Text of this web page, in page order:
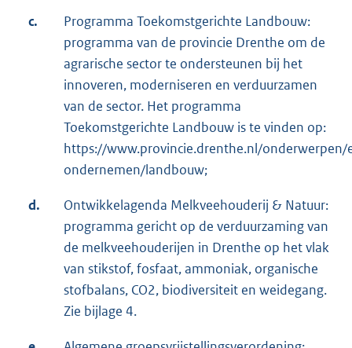
c.
Programma Toekomstgerichte Landbouw:
programma van de provincie Drenthe om de
agrarische sector te ondersteunen bij het
innoveren, moderniseren en verduurzamen
van de sector. Het programma
Toekomstgerichte Landbouw is te vinden op:
https://www.provincie.drenthe.nl/onderwerpen/
ondernemen/landbouw;
d.
Ontwikkelagenda Melkveehouderij & Natuur:
programma gericht op de verduurzaming van
de melkveehouderijen in Drenthe op het vlak
van stikstof, fosfaat, ammoniak, organische
stofbalans, CO2, biodiversiteit en weidegang.
Zie bijlage 4.